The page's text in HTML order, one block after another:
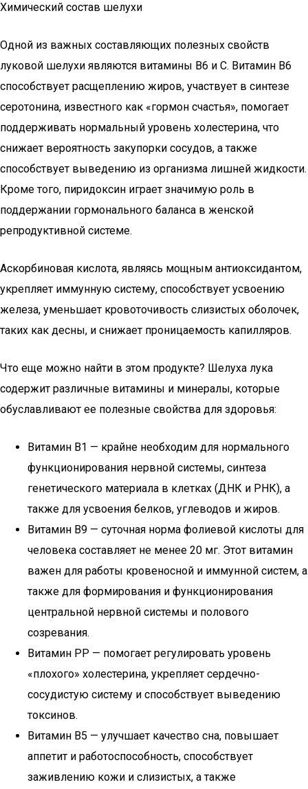
Химический состав шелухи
Одной из важных составляющих полезных свойств
луковой шелухи являются витамины B6 и C. Витамин B6
способствует расщеплению жиров, участвует в синтезе
серотонина, известного как «гормон счастья», помогает
поддерживать нормальный уровень холестерина, что
снижает вероятность закупорки сосудов, а также
способствует выведению из организма лишней жидкости.
Кроме того, пиридоксин играет значимую роль в
поддержании гормонального баланса в женской
репродуктивной системе.
Аскорбиновая кислота, являясь мощным антиоксидантом,
укрепляет иммунную систему, способствует усвоению
железа, уменьшает кровоточивость слизистых оболочек,
таких как десны, и снижает проницаемость капилляров.
Что еще можно найти в этом продукте? Шелуха лука
содержит различные витамины и минералы, которые
обуславливают ее полезные свойства для здоровья:
Витамин B1 — крайне необходим для нормального
функционирования нервной системы, синтеза
генетического материала в клетках (ДНК и РНК), а
также для усвоения белков, углеводов и жиров.
Витамин B9 — суточная норма фолиевой кислоты для
человека составляет не менее 20 мг. Этот витамин
важен для работы кровеносной и иммунной систем, а
также для формирования и функционирования
центральной нервной системы и полового
созревания.
Витамин PP — помогает регулировать уровень
«плохого» холестерина, укрепляет сердечно-
сосудистую систему и способствует выведению
токсинов.
Витамин B5 — улучшает качество сна, повышает
аппетит и работоспособность, способствует
заживлению кожи и слизистых, а также